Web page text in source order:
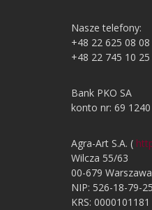
Nasze telefony:
+48 22 625 08
+48 22 745 10 25
Bank PKO SA
konto nr: 69
Agra-Art S.A. (
Wilcza 55/63
00-679 Warszawa
NIP: 526-18-79-
KRS: 0000101181